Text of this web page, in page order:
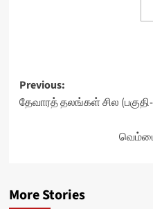
Post
navigation
Previous:
தேவாரத் தலங்கள் சில
More Stories